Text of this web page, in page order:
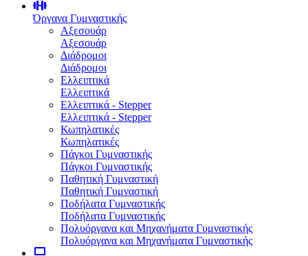
Όργανα Γυμναστικής
Αξεσουάρ
Αξεσουάρ
Διάδρομοι
Διάδρομοι
Ελλειπτικά
Ελλειπτικά
Ελλειπτικά - Stepper
Ελλειπτικά - Stepper
Κωπηλατικές
Κωπηλατικές
Πάγκοι Γυμναστικής
Πάγκοι Γυμναστικής
Παθητική Γυμναστική
Παθητική Γυμναστική
Ποδήλατα Γυμναστικής
Ποδήλατα Γυμναστικής
Πολυόργανα και Μηχανήματα Γυμναστικής
Πολυόργανα και Μηχανήματα Γυμναστικής